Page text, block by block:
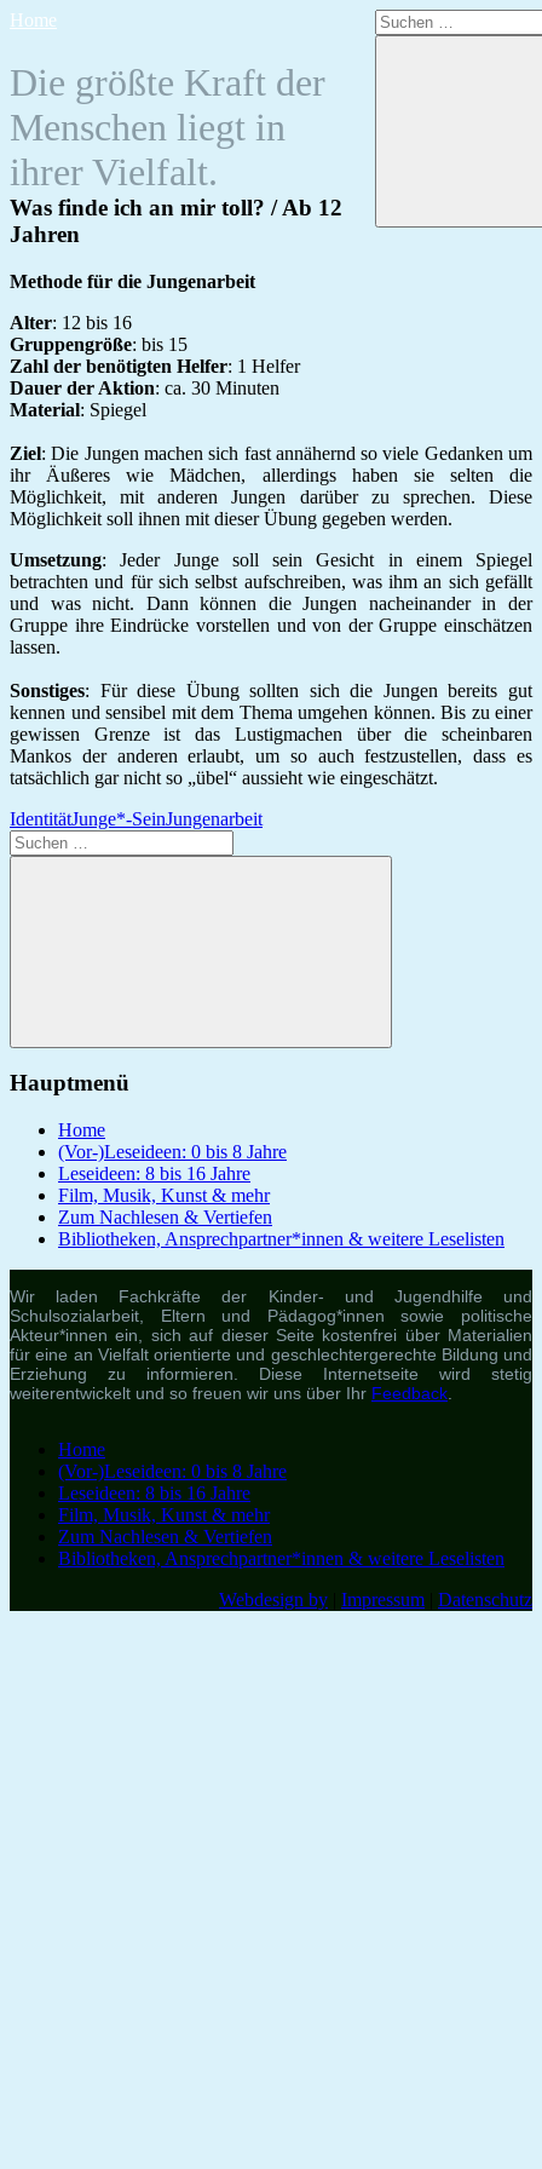
Zum
Home
Die größte Kraft der
Menschen liegt in
ihrer Vielfalt.
Suchen
nach:
Was finde ich an mir toll? / Ab 12
Jahren
Methode für die Jungenarbeit
Alter: 12 bis 16
Gruppengröße: bis 15
Zahl der benötigten Helfer: 1 Helfer
Dauer der Aktion: ca. 30 Minuten
Material: Spiegel
Ziel: Die Jungen machen sich fast annähernd so viele Gedanken um
ihr Äußeres wie Mädchen, allerdings haben sie selten die
Möglichkeit, mit anderen Jungen darüber zu sprechen. Diese
Möglichkeit soll ihnen mit dieser Übung gegeben werden.
Umsetzung: Jeder Junge soll sein Gesicht in einem Spiegel
betrachten und für sich selbst aufschreiben, was ihm an sich gefällt
und was nicht. Dann können die Jungen nacheinander in der
Gruppe ihre Eindrücke vorstellen und von der Gruppe einschätzen
lassen.
Sonstiges: Für diese Übung sollten sich die Jungen bereits gut
kennen und sensibel mit dem Thema umgehen können. Bis zu einer
gewissen Grenze ist das Lustigmachen über die scheinbaren
Mankos der anderen erlaubt, um so auch festzustellen, dass es
tatsächlich gar nicht so „übel“ aussieht wie eingeschätzt.
IdentitätJunge*-SeinJungenarbeit
Suchen
nach:
Suchen
Hauptmenü
Home
(Vor-)Leseideen: 0 bis 8 Jahre
Leseideen: 8 bis 16 Jahre
Film, Musik, Kunst & mehr
Zum Nachlesen & Vertiefen
Bibliotheken, Ansprechpartner*innen & weitere Leselisten
Wir laden Fachkräfte der Kinder- und Jugendhilfe und
Schulsozialarbeit, Eltern und Pädagog*innen sowie politische
Akteur*innen ein, sich auf dieser Seite kostenfrei über Materialien
für eine an Vielfalt orientierte und geschlechtergerechte Bildung und
Erziehung zu informieren. Diese Internetseite wird stetig
weiterentwickelt und so freuen wir uns über Ihr Feedback
Home
(Vor-)Leseideen: 0 bis 8 Jahre
Leseideen: 8 bis 16 Jahre
Film, Musik, Kunst & mehr
Zum Nachlesen & Vertiefen
Bibliotheken, Ansprechpartner*innen & weitere Leselisten
Webdesign by
Impressum Datenschutz